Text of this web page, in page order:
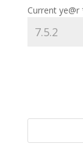
Current ye@r